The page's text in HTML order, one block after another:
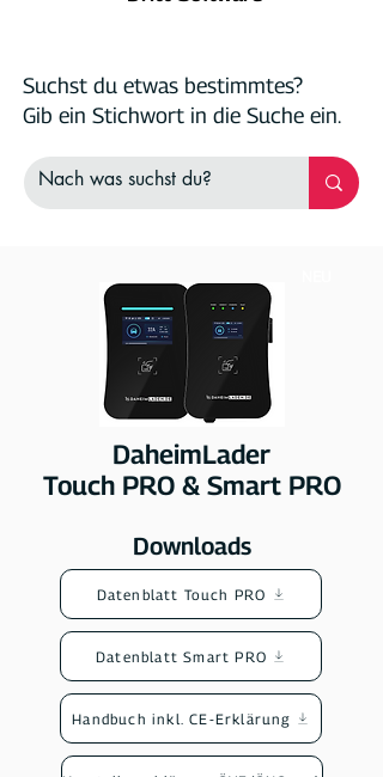
Suchst du etwas bestimmtes?
Gib ein Stichwort in die Suche ein.
DaheimLader
Touch PRO & Smart PRO
Downloads
Datenblatt Touch PRO
Datenblatt Smart PRO
Handbuch inkl. CE-Erklärung